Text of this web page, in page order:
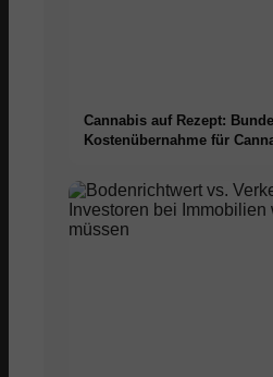
Cannabis auf Rezept:
Kostenübernahme für